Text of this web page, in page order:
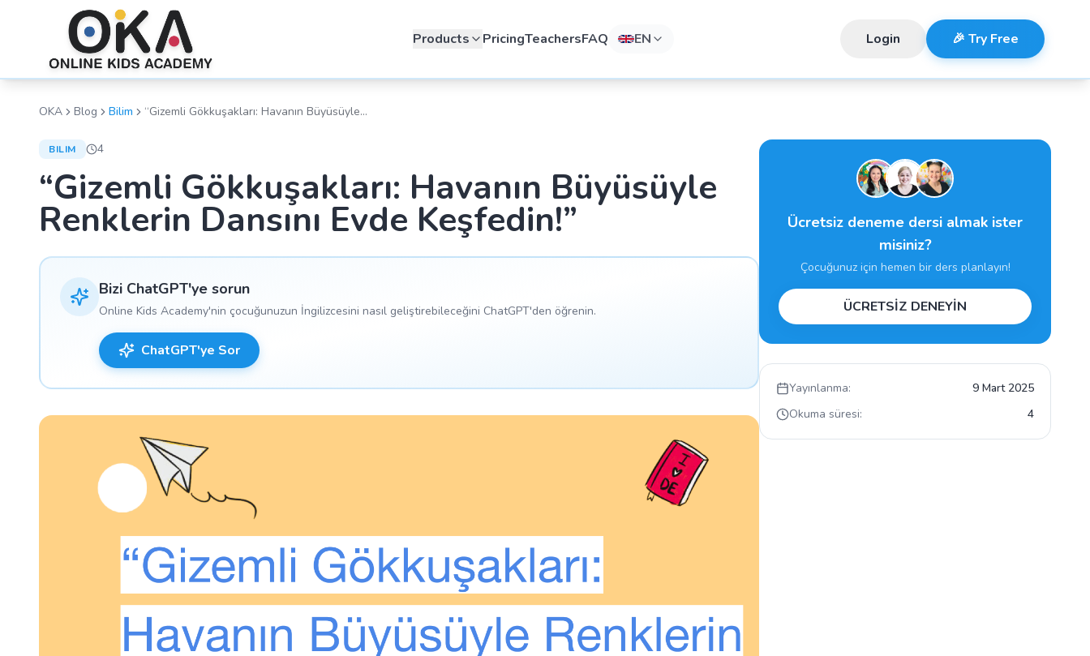
Products PricingTeachersFAQ EN Login 🎉 Try Free
OKA Blog Bilim
“Gizemli Gökkuşakları: Havanın Büyüsüyle
BILIM 4
“Gizemli Gökkuşakları: Havanın Büyüsüyle
Renklerin Dansını Evde Keşfedin!”
Bizi ChatGPT'ye sorun
Online Kids Academy'nin çocuğunuzun İngilizcesini nasıl geliştirebileceğini ChatGPT'den öğrenin.
ChatGPT'ye Sor
Ücretsiz deneme dersi almak ister
misiniz?
Çocuğunuz için hemen bir ders planlayın!
ÜCRETSİZ DENEYİN
Yayınlanma:
9 Mart 2025
Okuma süresi:
4